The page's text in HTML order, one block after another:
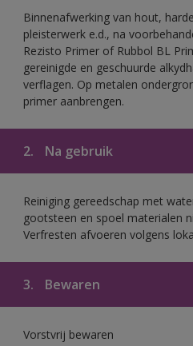
Binnenafwerking van hout,
pleisterwerk e.d., na
Rezisto Primer of Rubbol BL
gereinigde en geschuurde
verflagen. Op metalen
primer aanbrengen.
2. Na gebruik
Reiniging gereedschap met
gootsteen en spoel materialen
Verfresten afvoeren volgens
3. Bewaren
Vorstvrij bewaren